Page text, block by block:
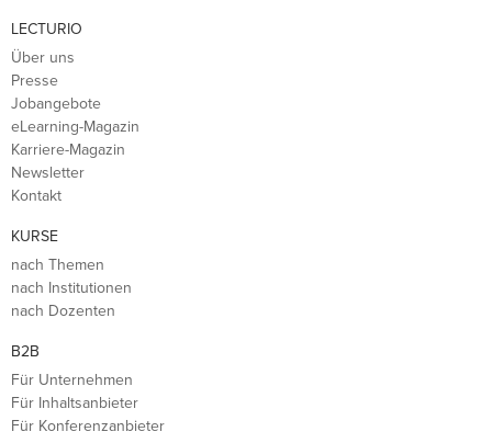
LECTURIO
Über uns
Presse
Jobangebote
eLearning-Magazin
Karriere-Magazin
Newsletter
Kontakt
KURSE
nach Themen
nach Institutionen
nach Dozenten
B2B
Für Unternehmen
Für Inhaltsanbieter
Für Konferenzanbieter